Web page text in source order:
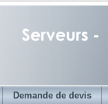
Demande de devis